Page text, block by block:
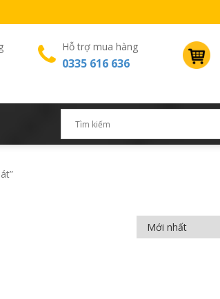
Hỗ trợ mua hàng
0335 616 636